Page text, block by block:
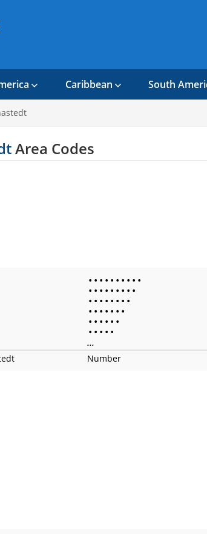
Caribbean South
Area Codes
• • • • • • • • • •
• • • • • • • • •
• • • • • • • •
• • • • • • •
• • • • • •
• • • • •
...
Number